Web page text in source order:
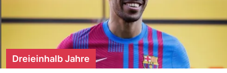
Dreieinhalb Jahre